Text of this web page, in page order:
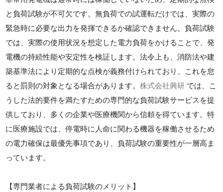
と負荷試験が不可欠です。無負荷での試運転だけでは、実際の
緊急時に必要な出力を発揮できるか確認できません。負荷試験
では、実際の使用状況を想定した電力負荷をかけることで、発
電機の持続性能や安定性を検証します。法令上も、消防法や建
築基準法により定期的な点検が義務付けられており、これを怠
ると罰則の対象となる場合があります。株式会社興研 では、こ
うした法的要件を満たすための専門的な負荷試験サービスを提
供しており、多くの企業や医療機関から信頼を得ています。特
に医療施設では、停電時に人命に関わる機器を稼働させるため
の電力確保は最優先事項であり、負荷試験の重要性が一層高ま
っています。
【専門業者による負荷試験のメリット】